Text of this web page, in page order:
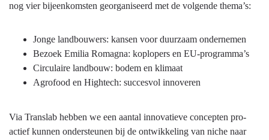
nog vier bijeenkomsten georganiseerd met de volgende thema’s:
Jonge landbouwers: kansen voor duurzaam ondernemen
Bezoek Emilia Romagna: koplopers en EU-programma’s
Circulaire landbouw: bodem en klimaat
Agrofood en Hightech: succesvol innoveren
Via Translab hebben we een aantal innovatieve concepten pro-
actief kunnen ondersteunen bij de ontwikkeling van niche naar